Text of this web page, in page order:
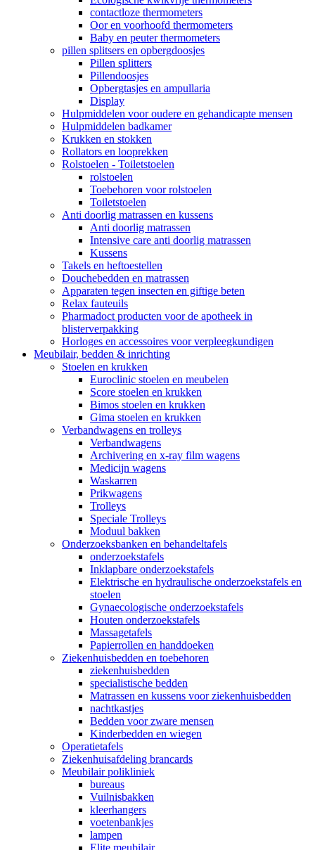
contactloze thermometers
Oor en voorhoofd thermometers
Baby en peuter thermometers
pillen splitsers en opbergdoosjes
Pillen splitters
Pillendoosjes
Opbergtasjes en ampullaria
Display
Hulpmiddelen voor oudere en gehandicapte mensen
Hulpmiddelen badkamer
Krukken en stokken
Rollators en looprekken
Rolstoelen - Toiletstoelen
rolstoelen
Toebehoren voor rolstoelen
Toiletstoelen
Anti doorlig matrassen en kussens
Anti doorlig matrassen
Intensive care anti doorlig matrassen
Kussens
Takels en heftoestellen
Douchebedden en matrassen
Apparaten tegen insecten en giftige beten
Relax fauteuils
Pharmadoct producten voor de apotheek in
blisterverpakking
Horloges en accessoires voor verpleegkundigen
Meubilair, bedden & inrichting
Stoelen en krukken
Euroclinic stoelen en meubelen
Score stoelen en krukken
Bimos stoelen en krukken
Gima stoelen en krukken
Verbandwagens en trolleys
Verbandwagens
Archivering en x-ray film wagens
Medicijn wagens
Waskarren
Prikwagens
Trolleys
Speciale Trolleys
Moduul bakken
Onderzoeksbanken en behandeltafels
onderzoekstafels
Inklapbare onderzoekstafels
Elektrische en hydraulische onderzoekstafels en
stoelen
Gynaecologische onderzoekstafels
Houten onderzoekstafels
Massagetafels
Papierrollen en handdoeken
Ziekenhuisbedden en toebehoren
ziekenhuisbedden
specialistische bedden
Matrassen en kussens voor ziekenhuisbedden
nachtkastjes
Bedden voor zware mensen
Kinderbedden en wiegen
Operatietafels
Ziekenhuisafdeling brancards
Meubilair polikliniek
bureaus
Vuilnisbakken
kleerhangers
voetenbankjes
lampen
Elite meubilair